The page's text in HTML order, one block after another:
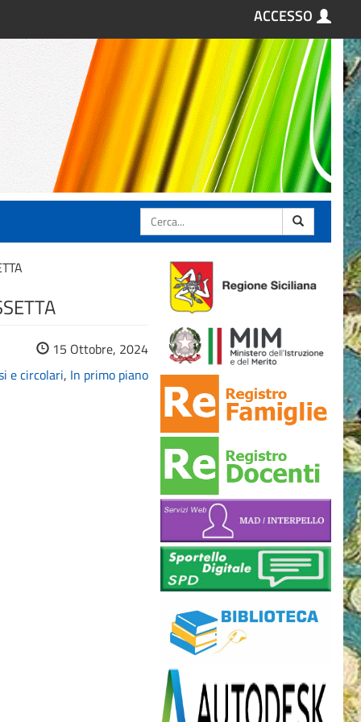
ACCESSO
Cerca
15 Ottobre, 2024
e circolari, In primo piano